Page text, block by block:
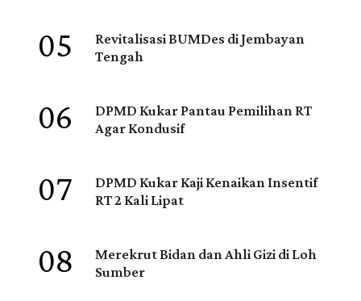
05 Revitalisasi BUMDes di Jembayan
Tengah
06 DPMD Kukar Pantau Pemilihan RT
Agar Kondusif
07 DPMD Kukar Kaji Kenaikan Insentif
RT 2 Kali Lipat
08 Merekrut Bidan dan Ahli Gizi di Loh
Sumber